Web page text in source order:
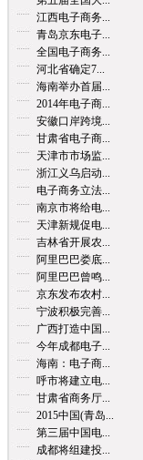
江西电子商务...
青岛京东电子...
全国电子商务...
河北省确定7...
海南举办首届...
2014年电子商...
安徽口岸跨境...
甘肃省电子商...
天津市市场监...
浙江义乌启动...
电子商务立法...
南京市将给电...
天津新规促电...
吉林省开展农...
阿里巴巴娄底...
阿里巴巴曾鸣...
京东发布农村...
宁波积极完善...
广西打造中国...
今年成都电子...
海南：电子商...
呼市将建立电...
甘肃省商务厅...
2015中国(青岛...
第三届中国电...
成都将组建投...